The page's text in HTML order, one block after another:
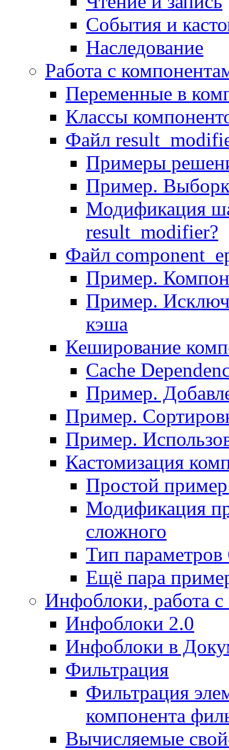
События и
Наследование
Работа с
Переменные в
Классы
Файл
Примеры
Пример.
Модификация
result_modifier?
Файл
Пример.
Пример.
кэша
Кеширование
Сache
Пример.
Пример.
Пример.
Кастомизация
Простой
Модификация
сложного
Тип
Ещё пара
Инфоблоки, работа
Инфоблоки 2.0
Инфоблоки в
Фильтрация
Фильтрация
компонента
Вычисляемые